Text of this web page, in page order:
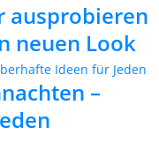
ausprobieren
neuen Look
–